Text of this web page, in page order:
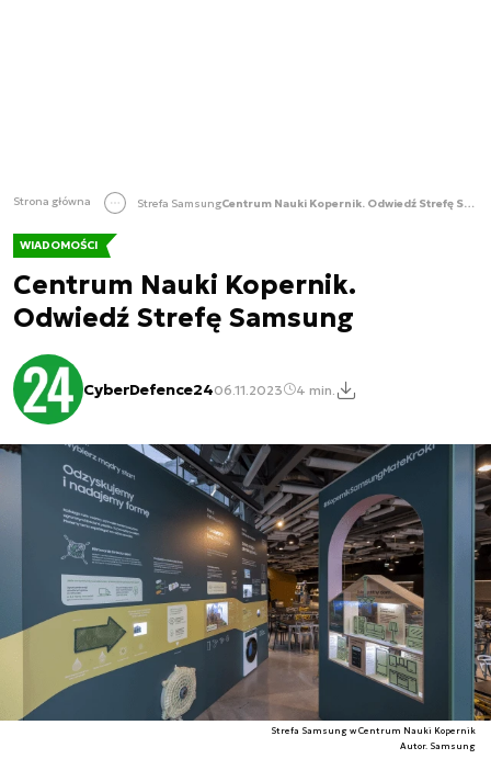
Strona główna Strefa Samsung Centrum Nauki Kopernik. Odwiedź Strefę Samsung
WIADOMOŚCI
Centrum Nauki Kopernik.
Odwiedź Strefę Samsung
CyberDefence2406.11.2023 4 min.
Strefa Samsung w Centrum Nauki Kopernik
Autor. Samsung